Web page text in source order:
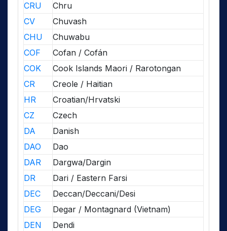
CRU
Chru
CV
Chuvash
CHU
Chuwabu
COF
Cofan / Cofán
COK
Cook Islands Maori / Rarotongan
CR
Creole / Haitian
HR
Croatian/Hrvatski
CZ
Czech
DA
Danish
DAO
Dao
DAR
Dargwa/Dargin
DR
Dari / Eastern Farsi
DEC
Deccan/Deccani/Desi
DEG
Degar / Montagnard (Vietnam)
DEN
Dendi